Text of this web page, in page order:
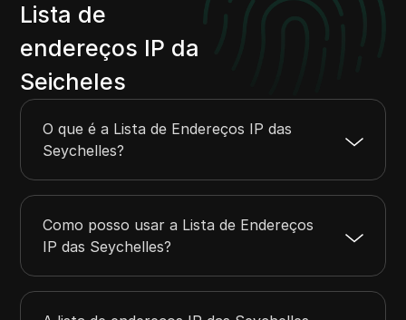
46.23.109.0
46.32.180.0
46.32.183.255
45.141.176.0
45.146.89.0
45.146.91.255 768
Lista de
endereços IP da
Seicheles
O que é a Lista de Endereços IP das
Seychelles?
Como posso usar a Lista de Endereços
IP das Seychelles?